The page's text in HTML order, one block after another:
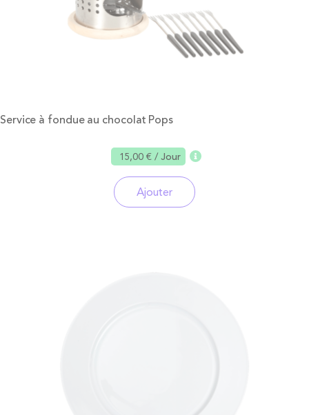
Service à fondue au chocolat Pops
15,00 €/ Jour
Ajouter